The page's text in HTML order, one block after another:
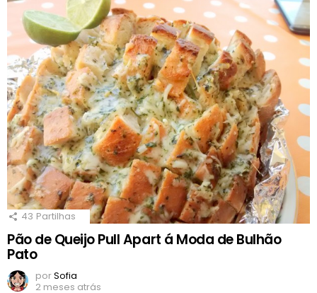
43 Partilhas
Pão de Queijo Pull Apart á Moda de Bulhão
Pato
porSofia
2 meses atrás